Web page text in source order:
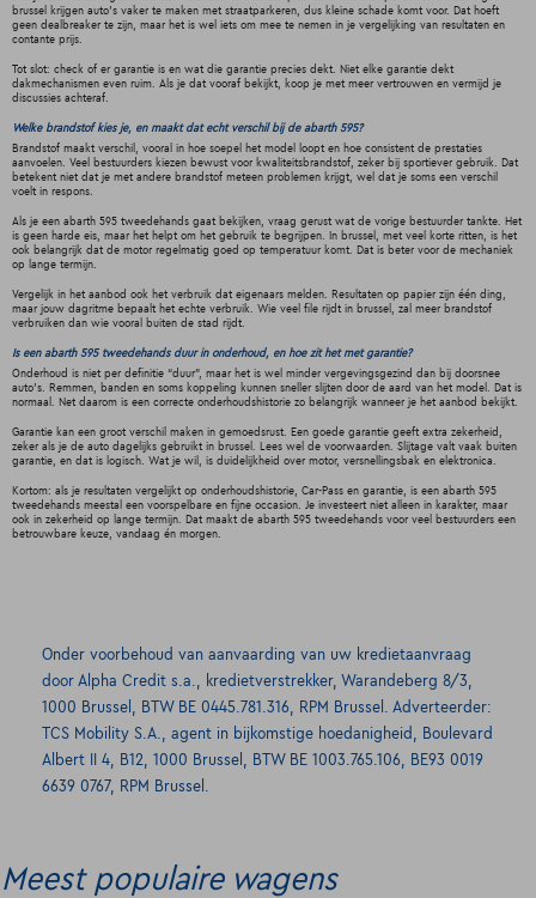
brussel krijgen auto's vaker te maken met straatparkeren, dus kleine schade komt voor. Dat hoeft
geen dealbreaker te zijn, maar het is wel iets om mee te nemen in je vergelijking van resultaten en
contante prijs.
Tot slot: check of er garantie is en wat die garantie precies dekt. Niet elke garantie dekt
dakmechanismen even ruim. Als je dat vooraf bekijkt, koop je met meer vertrouwen en vermijd je
discussies achteraf.
Welke brandstof kies je, en maakt dat echt verschil bij de abarth 595?
Brandstof maakt verschil, vooral in hoe soepel het model loopt en hoe consistent de prestaties
aanvoelen. Veel bestuurders kiezen bewust voor kwaliteitsbrandstof, zeker bij sportiever gebruik. Dat
betekent niet dat je met andere brandstof meteen problemen krijgt, wel dat je soms een verschil
voelt in respons.
Als je een abarth 595 tweedehands gaat bekijken, vraag gerust wat de vorige bestuurder tankte. Het
is geen harde eis, maar het helpt om het gebruik te begrijpen. In brussel, met veel korte ritten, is het
ook belangrijk dat de motor regelmatig goed op temperatuur komt. Dat is beter voor de mechaniek
op lange termijn.
Vergelijk in het aanbod ook het verbruik dat eigenaars melden. Resultaten op papier zijn één ding,
maar jouw dagritme bepaalt het echte verbruik. Wie veel file rijdt in brussel, zal meer brandstof
verbruiken dan wie vooral buiten de stad rijdt.
Is een abarth 595 tweedehands duur in onderhoud, en hoe zit het met garantie?
Onderhoud is niet per definitie “duur”, maar het is wel minder vergevingsgezind dan bij doorsnee
auto's. Remmen, banden en soms koppeling kunnen sneller slijten door de aard van het model. Dat is
normaal. Net daarom is een correcte onderhoudshistorie zo belangrijk wanneer je het aanbod bekijkt.
Garantie kan een groot verschil maken in gemoedsrust. Een goede garantie geeft extra zekerheid,
zeker als je de auto dagelijks gebruikt in brussel. Lees wel de voorwaarden. Slijtage valt vaak buiten
garantie, en dat is logisch. Wat je wil, is duidelijkheid over motor, versnellingsbak en elektronica.
Kortom: als je resultaten vergelijkt op onderhoudshistorie, Car-Pass en garantie, is een abarth 595
tweedehands meestal een voorspelbare en fijne occasion. Je investeert niet alleen in karakter, maar
ook in zekerheid op lange termijn. Dat maakt de abarth 595 tweedehands voor veel bestuurders een
betrouwbare keuze, vandaag én morgen.
Onder voorbehoud van aanvaarding van uw kredietaanvraag
door Alpha Credit s.a., kredietverstrekker, Warandeberg 8/3,
1000 Brussel, BTW BE 0445.781.316, RPM Brussel. Adverteerder:
TCS Mobility S.A., agent in bijkomstige hoedanigheid, Boulevard
Albert II 4, B12, 1000 Brussel, BTW BE 1003.765.106, BE93 0019
6639 0767, RPM Brussel.
Meest populaire wagens